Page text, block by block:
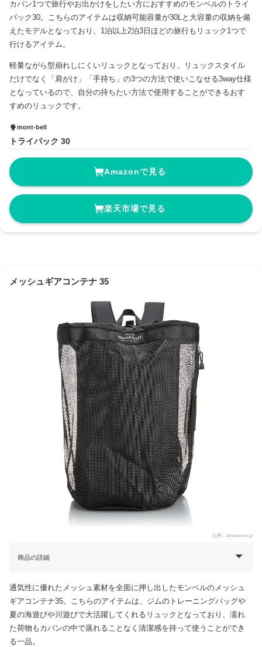
カバン1つで旅行やお出かけをしたい方におすすめのモンベルのトライ
パック30。こちらのアイテムは収納可能容量が30Lと大容量の収納を備
えたモデルとなっており、1泊以上2泊3日ほどの旅行もリュック1つで
行けるアイテム。
軽量ながら型崩れしにくいリュックとなっており、リュックスタイル
だけでなく「肩がけ」「手持ち」の3つの方法で使いこなせる3way仕様
となっているので、自分の持ちたい方法で使用することができるおす
すめのリュックです。
mont-bell
トライパック 30
Amazonで見る
楽天市場で見る
メッシュギアコンテナ 35
出典： amazon.co.jp
商品の詳細
通気性に優れたメッシュ素材を全面に押し出したモンベルのメッシュ
ギアコンテナ35。こちらのアイテムは、ジムのトレーニングバッグや
夏の海遊びや川遊びで大活躍してくれるリュックとなっており、濡れ
た荷物もカバンの中で蒸れることなく清潔感を持って使うことができ
る一品。